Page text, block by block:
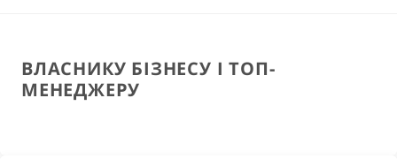
ВЛАСНИКУ БІЗНЕСУ І ТОП-
МЕНЕДЖЕРУ